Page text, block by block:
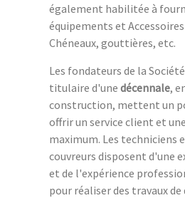
également habilitée à
équipements et
Chéneaux, gouttières, etc.
Les fondateurs de la
titulaire d'une décennale,
construction, mettent un
offrir un service client et
maximum. Les techniciens
couvreurs disposent d'une
et de l'expérience
pour réaliser des travaux